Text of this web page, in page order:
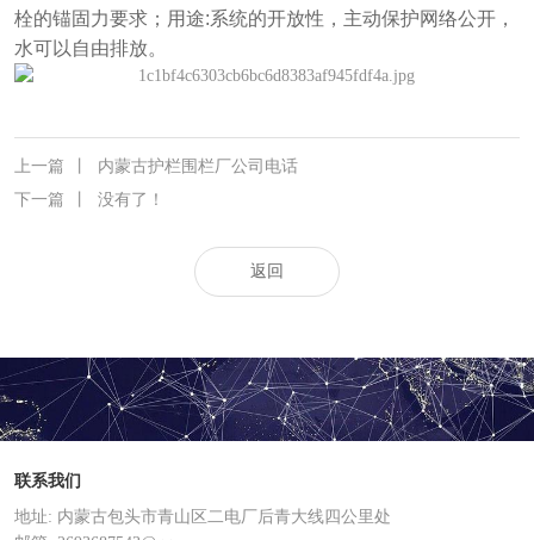
栓的锚固力要求；用途:系统的开放性，主动保护网络公开，
水可以自由排放。
上一篇
内蒙古护栏围栏厂公司电话
下一篇
没有了！
返回
联系我们
地址: 内蒙古包头市青山区二电厂后青大线四公里处